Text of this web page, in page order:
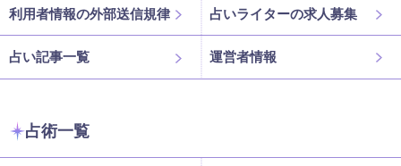
利用者情報の外部送信規律 占いライターの求人募集
占い記事一覧 運営者情報
占術一覧